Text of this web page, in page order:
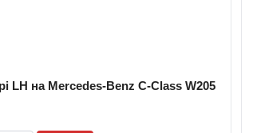
LH на Mercedes-Benz C-Class W205